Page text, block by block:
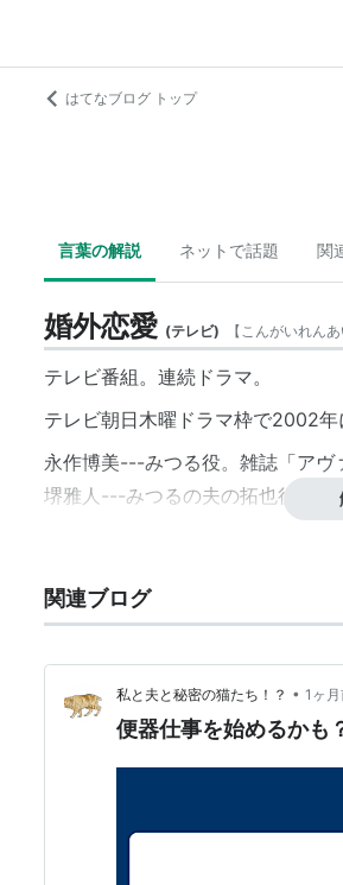
はてなブログ トップ
言葉の解説 ネットで話題 関
婚外恋愛 (テレビ) 【こんがいれん
テレビ番組。連続ドラマ。
テレビ朝日木曜ドラマ枠で2002年
永作博美---みつる役。雑誌「アヴ
堺雅人---みつるの夫の拓也役。外
宮迫博之
高橋由美子
関連ブログ
私と夫と秘密の猫たち！？ • 1ヶ
便器仕事を始めるかも